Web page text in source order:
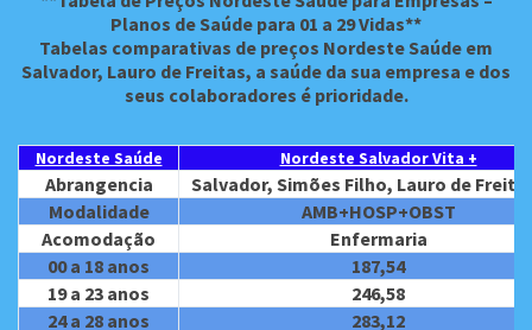
Planos de Saúde para 01 a 29 Vidas**
Tabelas comparativas de preços Nordeste Saúde em
Salvador, Lauro de Freitas, a saúde da sua empresa e dos
seus colaboradores é prioridade.
Nordeste Saúde Nordeste Salvador Vita +
Abrangencia
Salvador, Simões Filho, Lauro de
Modalidade
AMB+HOSP+OBST
Acomodação
Enfermaria
00 a 18 anos
187,54
19 a 23 anos
246,58
24 a 28 anos
283,12